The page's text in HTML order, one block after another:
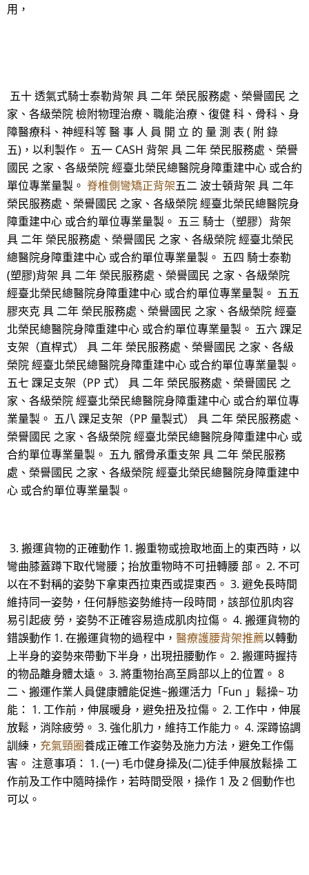
用，
五十 透氣式騎士泰勒背架 具 二年 榮民服務處、榮譽國民 之
家、各級榮院 檢附物理治療、職能治療、復健 科、骨科、身
障醫療科、神經科等 醫 事 人 員 開 立 的 量 測 表 ( 附 錄
五)，以利製作。 五一 CASH 背架 具 二年 榮民服務處、榮譽
國民 之家、各級榮院 經臺北榮民總醫院身障重建中心 或合約
單位專業量製。 脊椎側彎矯正背架五二 波士頓背架 具 二年
榮民服務處、榮譽國民 之家、各級榮院 經臺北榮民總醫院身
障重建中心 或合約單位專業量製。 五三 騎士（塑膠）背架
具 二年 榮民服務處、榮譽國民 之家、各級榮院 經臺北榮民
總醫院身障重建中心 或合約單位專業量製。 五四 騎士泰勒
(塑膠)背架 具 二年 榮民服務處、榮譽國民 之家、各級榮院
經臺北榮民總醫院身障重建中心 或合約單位專業量製。 五五
膠夾克 具 二年 榮民服務處、榮譽國民 之家、各級榮院 經臺
北榮民總醫院身障重建中心 或合約單位專業量製。 五六 踝足
支架（直桿式） 具 二年 榮民服務處、榮譽國民 之家、各級
榮院 經臺北榮民總醫院身障重建中心 或合約單位專業量製。
五七 踝足支架（PP 式） 具 二年 榮民服務處、榮譽國民 之
家、各級榮院 經臺北榮民總醫院身障重建中心 或合約單位專
業量製。 五八 踝足支架（PP 量製式） 具 二年 榮民服務處、
榮譽國民 之家、各級榮院 經臺北榮民總醫院身障重建中心 或
合約單位專業量製。 五九 髕骨承重支架 具 二年 榮民服務
處、榮譽國民 之家、各級榮院 經臺北榮民總醫院身障重建中
心 或合約單位專業量製。
3. 搬運貨物的正確動作 1. 搬重物或撿取地面上的東西時，以
彎曲膝蓋蹲下取代彎腰；抬放重物時不可扭轉腰 部。 2. 不可
以在不對稱的姿勢下拿東西拉東西或提東西。 3. 避免長時間
維持同一姿勢，任何靜態姿勢維持一段時間，該部位肌肉容
易引起疲 勞，姿勢不正確容易造成肌肉拉傷。 4. 搬運貨物的
錯誤動作 1. 在搬運貨物的過程中， 醫療護腰背架推薦以轉動
上半身的姿勢來帶動下半身，出現扭腰動作。 2. 搬運時握持
的物品離身體太遠。 3. 將重物抬高至肩部以上的位置。 8
二、搬運作業人員健康體能促進~搬運活力「Fun 」鬆操~ 功
能： 1. 工作前，伸展暖身，避免扭及拉傷。 2. 工作中，伸展
放鬆，消除疲勞。 3. 強化肌力，維持工作能力。 4. 深蹲協調
訓練， 充氣頸圈養成正確工作姿勢及施力方法，避免工作傷
害。 注意事項： 1. (一) 毛巾健身操及(二)徒手伸展放鬆操 工
作前及工作中隨時操作，若時間受限，操作 1 及 2 個動作也
可以。